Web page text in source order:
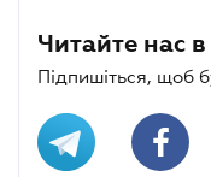
Читайте нас
Підпишіться, щоб